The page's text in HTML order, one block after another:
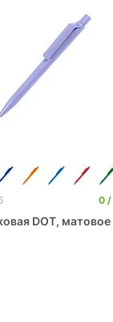
0
DOT, матовое